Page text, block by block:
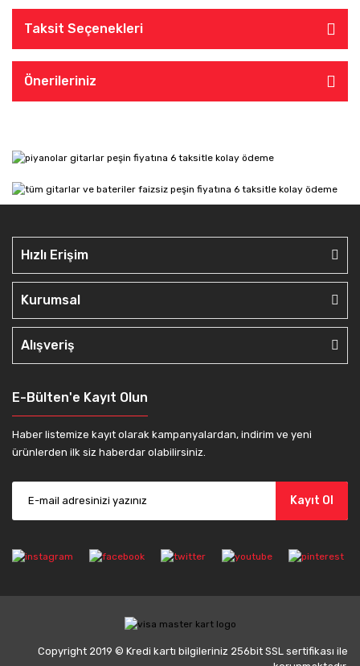
Taksit Seçenekleri
Önerileriniz
Hızlı Erişim
Kurumsal
Alışveriş
E-Bülten'e Kayıt Olun
Haber listemize kayıt olarak kampanyalardan, indirim ve yeni
ürünlerden ilk siz haberdar olabilirsiniz.
Kayıt Ol
Copyright 2019 © Kredi kartı bilgileriniz 256bit SSL sertifikası ile